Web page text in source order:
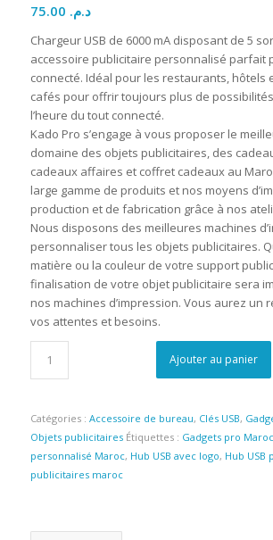
د.م.
Chargeur USB de 6000 mA disposant de 5
accessoire publicitaire personnalisé parfait
connecté. Idéal pour les restaurants, hôtels
cafés pour offrir toujours plus de
l’heure du tout connecté.
Kado Pro s’engage à vous proposer le
domaine des objets publicitaires, des
cadeaux affaires et coffret cadeaux au
large gamme de produits et nos moyens
production et de fabrication grâce à nos
Nous disposons des meilleures machines
personnaliser tous les objets publicitaires.
matière ou la couleur de votre support
finalisation de votre objet publicitaire sera
nos machines d’impression. Vous aurez un
vos attentes et besoins.
Ajouter au panier
Catégories : Accessoire de bureau, Clés USB,
Objets publicitaires Étiquettes : Gadgets pro Maroc
personnalisé Maroc, Hub USB avec logo, Hub USB
publicitaires maroc